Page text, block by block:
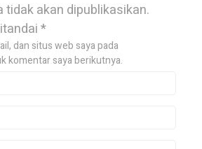
tidak akan dipublikasikan.
*
dan situs web saya pada
komentar saya berikutnya.